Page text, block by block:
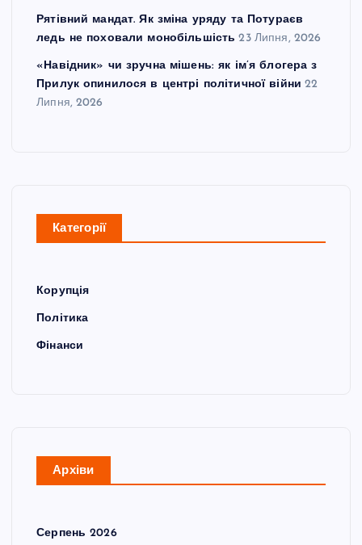
Рятівний мандат. Як зміна уряду та Потураєв
ледь не поховали монобільшість 23 Липня, 2026
«Навідник» чи зручна мішень: як ім’я блогера з
Прилук опинилося в центрі політичної війни 22
Липня, 2026
Категорії
Корупція
Політика
Фінанси
Архіви
Серпень 2026